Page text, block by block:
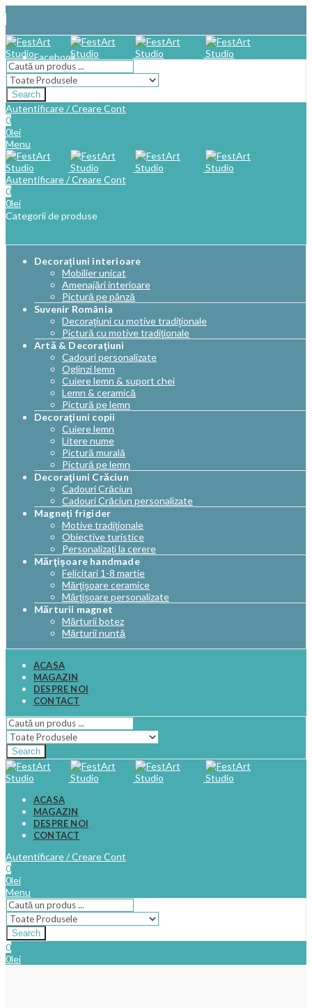
Facebook
Search
Autentificare / Creare Cont
0
0lei
Menu
Autentificare / Creare Cont
0
0lei
Categorii de produse
Decorațiuni interioare
Mobilier unicat
Amenajări interioare
Pictură pe pânză
Suvenir România
Decoraţiuni cu motive tradiţionale
Pictură cu motive tradiţionale
Artă & Decoraţiuni
Cadouri personalizate
Oglinzi lemn
Cuiere lemn & suport chei
Lemn & ceramică
Pictură pe lemn
Decoraţiuni copii
Cuiere lemn
Litere nume
Pictură murală
Pictură pe lemn
Decoraţiuni Crăciun
Cadouri Crăciun
Cadouri Crăciun personalizate
Magneţi frigider
Motive tradiţionale
Obiective turistice
Personalizaţi la cerere
Mărţişoare handmade
Felicitari 1-8 martie
Mărţişoare ceramice
Mărţişoare personalizate
Mărturii magnet
Mărturii botez
Mărturii nuntă
ACASA
MAGAZIN
DESPRE NOI
CONTACT
Search
ACASA
MAGAZIN
DESPRE NOI
CONTACT
Autentificare / Creare Cont
0
0lei
Menu
Search
0
0lei